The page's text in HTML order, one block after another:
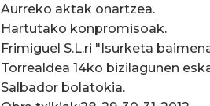
Aurreko aktak onartzea.
Hartutako konpromisoak.
Frimiguel S.L.ri "Isurketa
Torrealdea 14ko bizilagunen
Salbador bolatokia.